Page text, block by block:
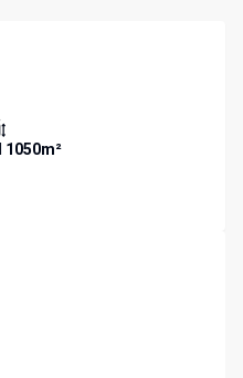
1050m²